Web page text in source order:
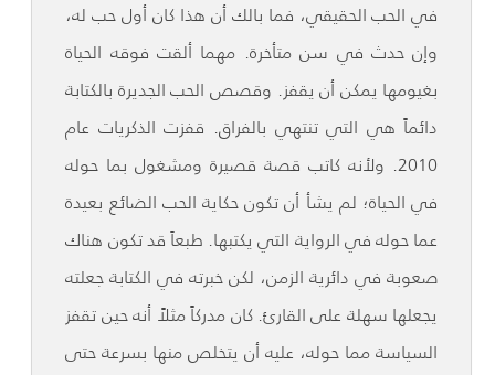
في الحب الحقيقي، فما بالك أن هذا كان أول حب له،
وإن حدث في سن متأخرة. مهما ألقت فوقه الحياة
بغيومها يمكن أن يقفز. وقصص الحب الجديرة بالكتابة
دائماً هي التي تنتهي بالفراق. قفزت الذكريات عام
2010. ولأنه كاتب قصة قصيرة ومشغول بما حوله
في الحياة؛ لم يشأ أن تكون حكاية الحب الضائع بعيدة
عما حوله في الرواية التي يكتبها. طبعاً قد تكون هناك
صعوبة في دائرية الزمن، لكن خبرته في الكتابة جعلته
يجعلها سهلة على القارئ. كان مدركاً مثلاً أنه حين تقفز
السياسة مما حوله، عليه أن يتخلص منها بسرعة حتى